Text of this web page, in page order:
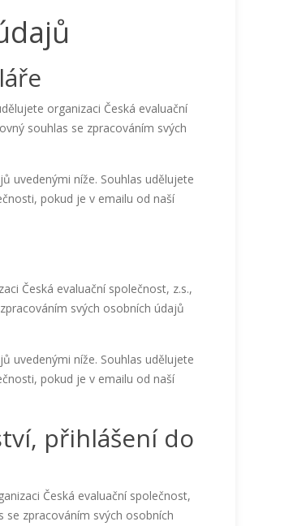
organizaci Česká evaluační
souhlas se zpracováním svých
uvedenými níže. Souhlas udělujete
pokud je v emailu od naší
Česká evaluační společnost, z.s.,
svých osobních údajů
uvedenými níže. Souhlas udělujete
pokud je v emailu od naší
přihlášení do
Česká evaluační společnost,
se zpracováním svých osobních